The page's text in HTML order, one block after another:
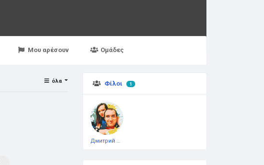
Μου αρέσουν Ομάδες
Φίλοι 1
Дмитрий Чеботарёв
όλα